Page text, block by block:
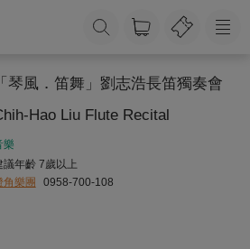
「琴風．笛舞」劉志浩長笛獨奏會
Hao Liu Flute Recital
樂
議年齡 7歲以上
角樂團
0958-700-108